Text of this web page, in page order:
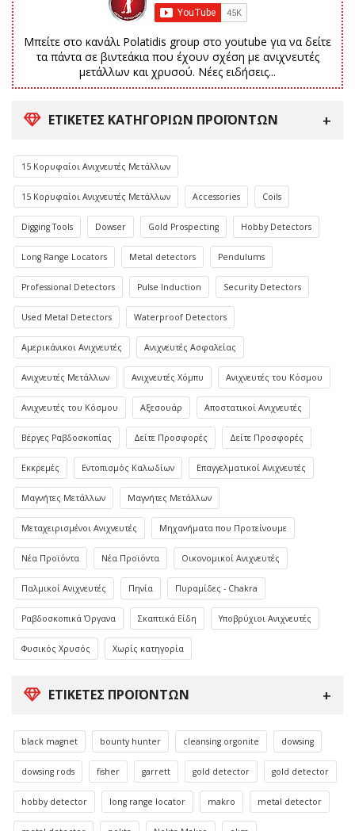
Μπείτε στο κανάλι Polatidis group στο youtube για να δείτε
τα πάντα σε βιντεάκια που έχουν σχέση με ανιχνευτές
μετάλλων και χρυσού. Νέες ειδήσεις...
ΕΤΙΚΈΤΕΣ ΚΑΤΗΓΟΡΙΏΝ ΠΡΟΪΌΝΤΩΝ
15 Κορυφαίοι Ανιχνευτές Μετάλλων
15 Κορυφαίοι Ανιχνευτές Μετάλλων Accessories Coils
Digging Tools Dowser Gold Prospecting Hobby Detectors
Long Range Locators Metal detectors Pendulums
Professional Detectors Pulse Induction Security Detectors
Used Metal Detectors Waterproof Detectors
Αμερικάνικοι Ανιχνευτές Ανιχνευτές Ασφαλείας
Ανιχνευτές Μετάλλων Ανιχνευτές Χόμπυ Ανιχνευτές του Κόσμου
Ανιχνευτές του Κόσμου Αξεσουάρ Αποστατικοί Ανιχνευτές
Βέργες Ραβδοσκοπίας Δείτε Προσφορές Δείτε Προσφορές
Εκκρεμές Εντοπισμός Καλωδίων Επαγγελματικοί Ανιχνευτές
Μαγνήτες Μετάλλων Μαγνήτες Μετάλλων
Μεταχειρισμένοι Ανιχνευτές Μηχανήματα που Προτείνουμε
Νέα Προϊόντα Νέα Προϊόντα Οικονομικοί Ανιχνευτές
Παλμικοί Ανιχνευτές Πηνία Πυραμίδες - Chakra
Ραβδοσκοπικά Όργανα Σκαπτικά Είδη Υποβρύχιοι Ανιχνευτές
Φυσικός Χρυσός Χωρίς κατηγορία
ΕΤΙΚΈΤΕΣ ΠΡΟΪΌΝΤΩΝ
black magnet bounty hunter cleansing orgonite dowsing
dowsing rods fisher garrett gold detector gold detector
hobby detector long range locator makro metal detector